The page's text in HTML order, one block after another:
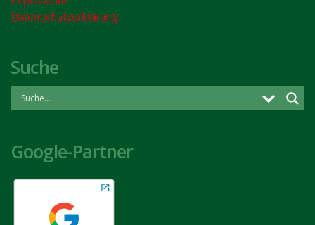
Datenschutzerklärung
Suche
Google-Partner